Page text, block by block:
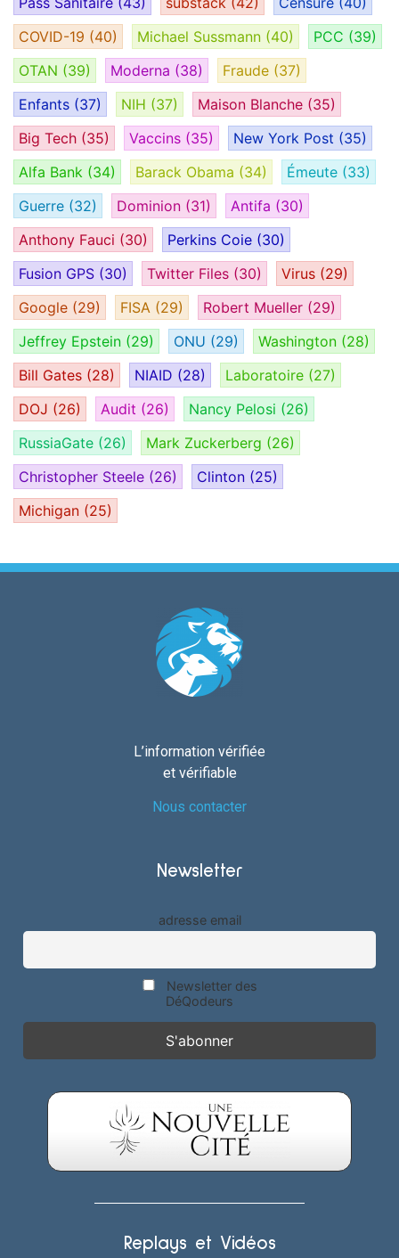
COVID-19 (40) Michael Sussmann (40) PCC (39)
OTAN (39) Moderna (38) Fraude (37)
Enfants (37) NIH (37) Maison Blanche (35)
Big Tech (35) Vaccins (35) New York Post (35)
Alfa Bank (34) Barack Obama (34) Émeute (33)
Guerre (32) Dominion (31) Antifa (30)
Anthony Fauci (30) Perkins Coie (30)
Fusion GPS (30) Twitter Files (30) Virus (29)
Google (29) FISA (29) Robert Mueller (29)
Jeffrey Epstein (29) ONU (29) Washington (28)
Bill Gates (28) NIAID (28) Laboratoire (27)
DOJ (26) Audit (26) Nancy Pelosi (26)
RussiaGate (26) Mark Zuckerberg (26)
Christopher Steele (26) Clinton (25)
Michigan (25)
L’information vérifiée
et vérifiable
Nous contacter
Newsletter
adresse email
Newsletter des
DéQodeurs
Replays et Vidéos